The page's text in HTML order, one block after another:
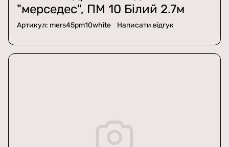
"мерседес", ПМ 10 Білий 2.7м
Артикул: mers45pm10white Написати відгук